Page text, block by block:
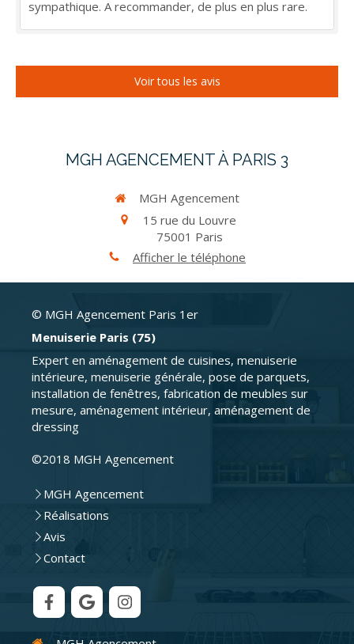
sympathique. A recommander, de plus en plus rare.
Voir tous les avis
MGH AGENCEMENT À PARIS 3
MGH Agencement
15 rue du Louvre
75001 Paris
Afficher le téléphone
© MGH Agencement Paris 1er
Menuiserie Paris (75)
Expert en aménagement de cuisines, menuiserie
intérieure, menuiserie générale, pose de parquets,
installation de fenêtres, fabrication de meubles sur
mesure, aménagement intérieur, aménagement de
dressing
©2018 MGH Agencement
MGH Agencement
Réalisations
Avis
Contact